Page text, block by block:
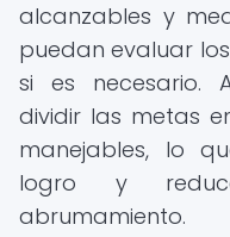
alcanzables y
puedan evaluar
si es necesario.
dividir las metas
manejables, lo
logro y
abrumamiento.